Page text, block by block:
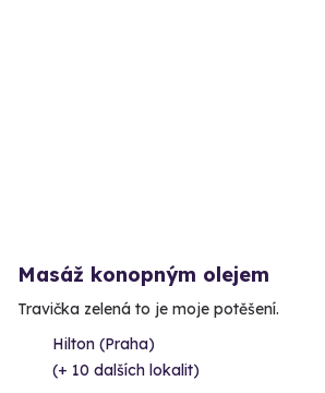
Masáž konopným olejem
Travička zelená to je moje potěšení.
Hilton (Praha)
(+ 10 dalších lokalit)